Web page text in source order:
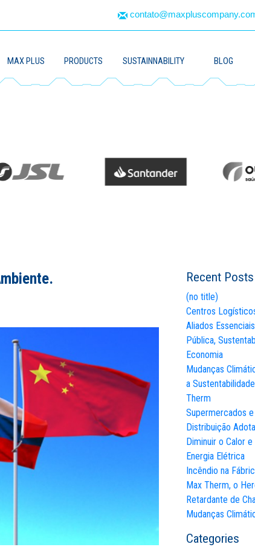
MAX PLUS PRODUCTS SUSTAINNABILITY BLOG
Recent Posts
(no title)
Centros
Aliados
Pública,
Economia
Mudanças
a
Therm
Supermercados
Distribuição
Diminuir o Calor
Energia Elétrica
Incêndio na
Max Therm, o
Retardante de
Mudanças
Categories